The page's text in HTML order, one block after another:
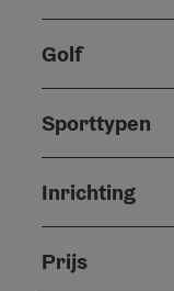
Golf
Sporttypen
Inrichting
Prijs